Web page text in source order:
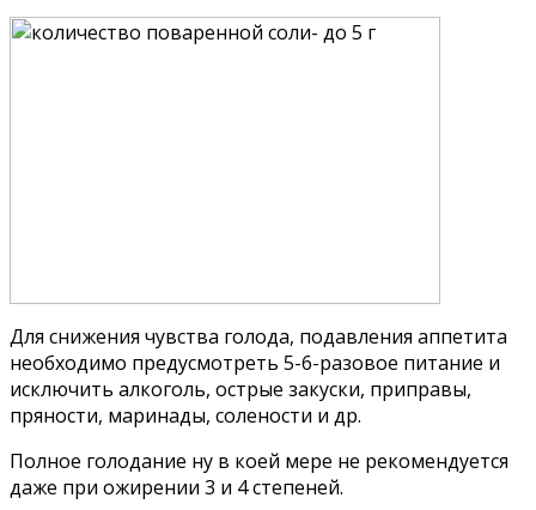
Для снижения чувства голода, подавления аппетита
необходимо предусмотреть 5-6-разовое питание и
исключить алкоголь, острые закуски, приправы,
пряности, маринады, солености и др.
Полное голодание ну в коей мере не рекомендуется
даже при ожирении 3 и 4 степеней.